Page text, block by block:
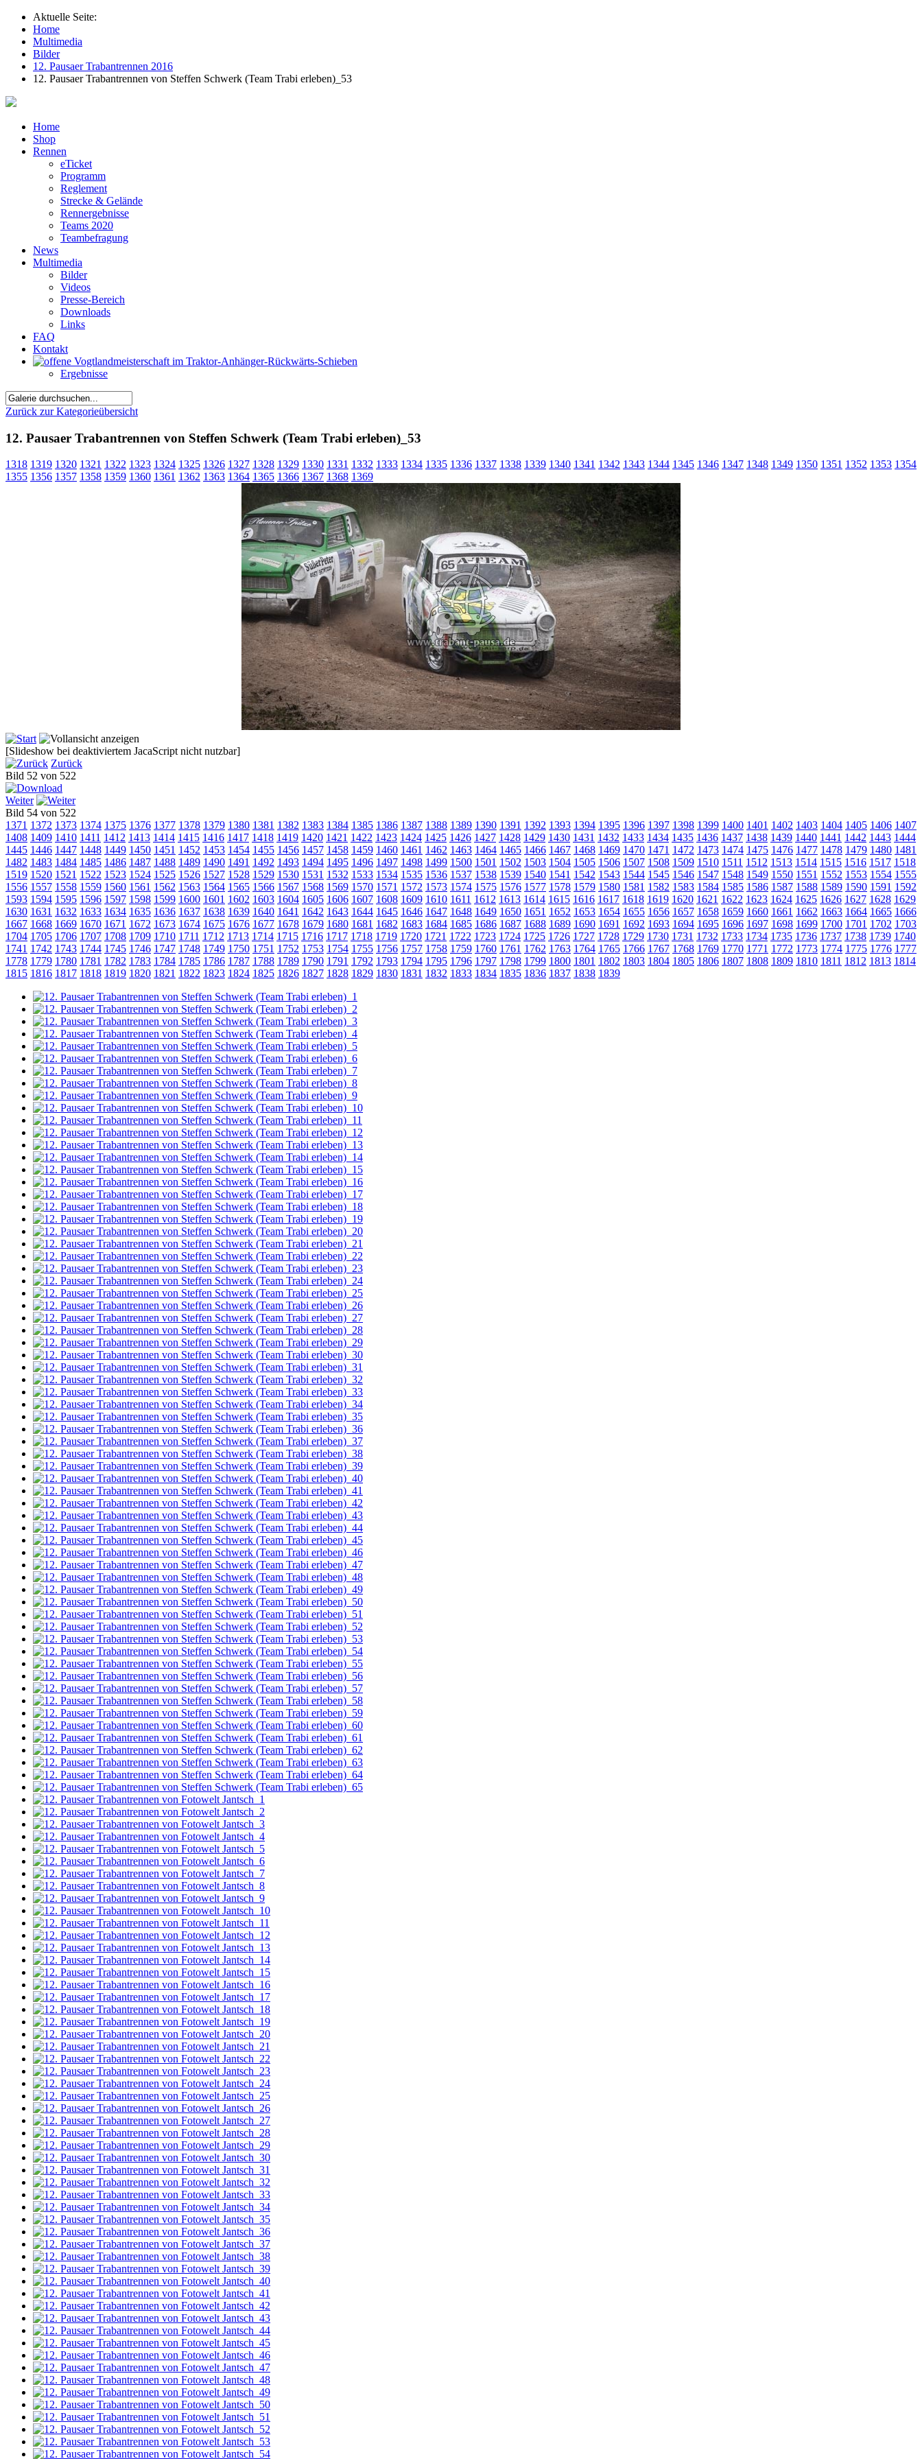
Aktuelle Seite:
Home
Multimedia
Bilder
12. Pausaer Trabantrennen 2016
12. Pausaer Trabantrennen von Steffen Schwerk (Team Trabi erleben)_53
Home
Shop
Rennen
eTicket
Programm
Reglement
Strecke & Gelände
Rennergebnisse
Teams 2020
Teambefragung
News
Multimedia
Bilder
Videos
Presse-Bereich
Downloads
Links
FAQ
Kontakt
Ergebnisse
Zurück zur Kategorieübersicht
12. Pausaer Trabantrennen von Steffen Schwerk (Team Trabi erleben)_53
1318 1319 1320 1321 1322 1323 1324 1325 1326 1327 1328 1329 1330 1331 1332 1333 1334 1335 1336 1337 1338 1339 1340 1341 1342 1343 1344 1345 1346 1347 1348 1349 1350 1351 1352 1353 1354
1355 1356 1357 1358 1359 1360 1361 1362 1363 1364 1365 1366 1367 1368 1369
[Slideshow bei deaktiviertem JacaScript nicht nutzbar]
Zurück
Bild 52 von 522
Weiter
Bild 54 von 522
1371 1372 1373 1374 1375 1376 1377 1378 1379 1380 1381 1382 1383 1384 1385 1386 1387 1388 1389 1390 1391 1392 1393 1394 1395 1396 1397 1398 1399 1400 1401 1402 1403 1404 1405 1406 1407
1408 1409 1410 1411 1412 1413 1414 1415 1416 1417 1418 1419 1420 1421 1422 1423 1424 1425 1426 1427 1428 1429 1430 1431 1432 1433 1434 1435 1436 1437 1438 1439 1440 1441 1442 1443 1444
1445 1446 1447 1448 1449 1450 1451 1452 1453 1454 1455 1456 1457 1458 1459 1460 1461 1462 1463 1464 1465 1466 1467 1468 1469 1470 1471 1472 1473 1474 1475 1476 1477 1478 1479 1480 1481
1482 1483 1484 1485 1486 1487 1488 1489 1490 1491 1492 1493 1494 1495 1496 1497 1498 1499 1500 1501 1502 1503 1504 1505 1506 1507 1508 1509 1510 1511 1512 1513 1514 1515 1516 1517 1518
1519 1520 1521 1522 1523 1524 1525 1526 1527 1528 1529 1530 1531 1532 1533 1534 1535 1536 1537 1538 1539 1540 1541 1542 1543 1544 1545 1546 1547 1548 1549 1550 1551 1552 1553 1554 1555
1556 1557 1558 1559 1560 1561 1562 1563 1564 1565 1566 1567 1568 1569 1570 1571 1572 1573 1574 1575 1576 1577 1578 1579 1580 1581 1582 1583 1584 1585 1586 1587 1588 1589 1590 1591 1592
1593 1594 1595 1596 1597 1598 1599 1600 1601 1602 1603 1604 1605 1606 1607 1608 1609 1610 1611 1612 1613 1614 1615 1616 1617 1618 1619 1620 1621 1622 1623 1624 1625 1626 1627 1628 1629
1630 1631 1632 1633 1634 1635 1636 1637 1638 1639 1640 1641 1642 1643 1644 1645 1646 1647 1648 1649 1650 1651 1652 1653 1654 1655 1656 1657 1658 1659 1660 1661 1662 1663 1664 1665 1666
1667 1668 1669 1670 1671 1672 1673 1674 1675 1676 1677 1678 1679 1680 1681 1682 1683 1684 1685 1686 1687 1688 1689 1690 1691 1692 1693 1694 1695 1696 1697 1698 1699 1700 1701 1702 1703
1704 1705 1706 1707 1708 1709 1710 1711 1712 1713 1714 1715 1716 1717 1718 1719 1720 1721 1722 1723 1724 1725 1726 1727 1728 1729 1730 1731 1732 1733 1734 1735 1736 1737 1738 1739 1740
1741 1742 1743 1744 1745 1746 1747 1748 1749 1750 1751 1752 1753 1754 1755 1756 1757 1758 1759 1760 1761 1762 1763 1764 1765 1766 1767 1768 1769 1770 1771 1772 1773 1774 1775 1776 1777
1778 1779 1780 1781 1782 1783 1784 1785 1786 1787 1788 1789 1790 1791 1792 1793 1794 1795 1796 1797 1798 1799 1800 1801 1802 1803 1804 1805 1806 1807 1808 1809 1810 1811 1812 1813 1814
1815 1816 1817 1818 1819 1820 1821 1822 1823 1824 1825 1826 1827 1828 1829 1830 1831 1832 1833 1834 1835 1836 1837 1838 1839